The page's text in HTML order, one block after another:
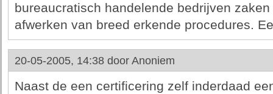
bureaucratisch handelende bedrijven
afwerken van breed erkende procedures.
20-05-2005, 14:38 door Anoniem
Naast de een certificering zelf inderdaad